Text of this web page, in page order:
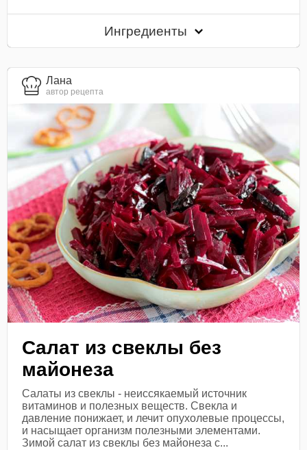
Ингредиенты
Лана
автор рецепта
Салат из свеклы без
майонеза
Салаты из свеклы - неиссякаемый источник
витаминов и полезных веществ. Свекла и
давление понижает, и лечит опухолевые процессы,
и насыщает организм полезными элементами.
Зимой салат из свеклы без майонеза с...